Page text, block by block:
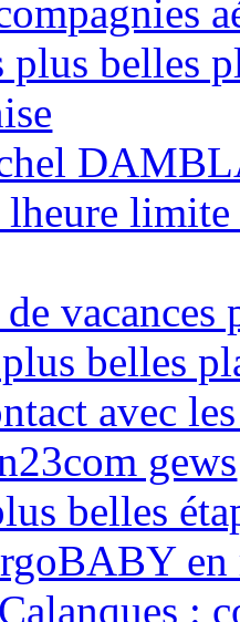
plus belles
limite
vacances
belles
avec
gews
belles
en
: